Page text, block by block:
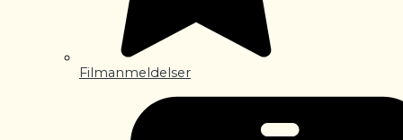
Filmanmeldelser